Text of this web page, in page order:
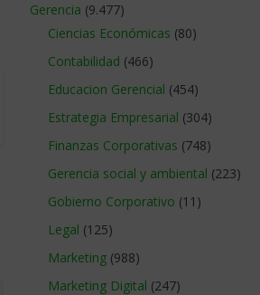
Gerencia (9.477)
Ciencias Económicas (80)
Contabilidad (466)
Educacion Gerencial (454)
Estrategia Empresarial (304)
Finanzas Corporativas (748)
Gerencia social y ambiental (223)
Gobierno Corporativo (11)
Legal (125)
Marketing (988)
Marketing Digital (247)